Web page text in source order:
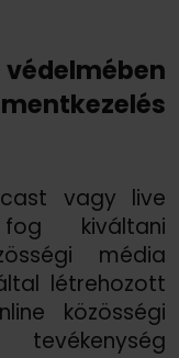
vagy live
kiváltani
média
létrehozott
közösségi